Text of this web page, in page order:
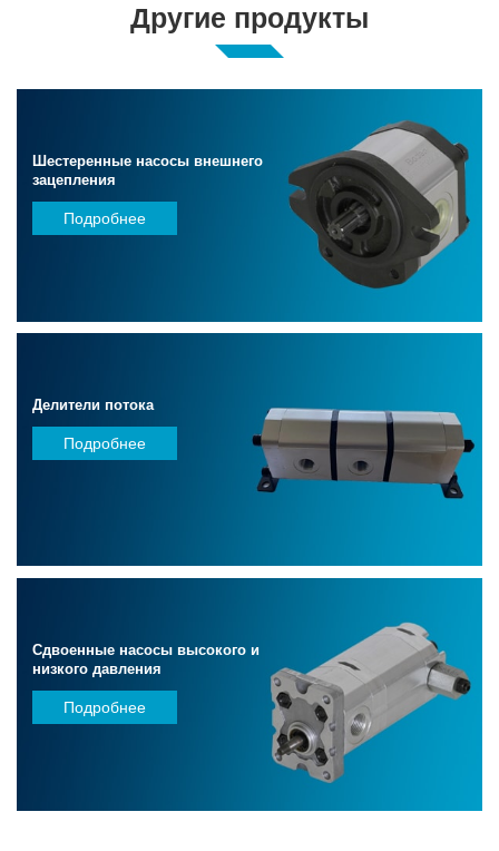
Другие продукты
Шестеренные насосы внешнего
зацепления
Подробнее
Делители потока
Подробнее
Сдвоенные насосы высокого и
низкого давления
Подробнее